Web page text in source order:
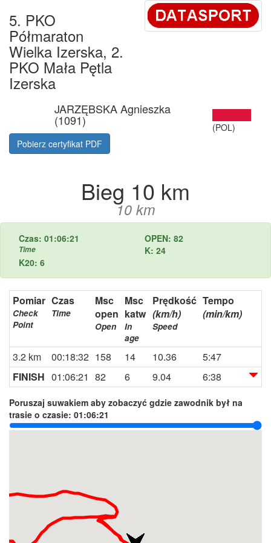
5. PKO
Półmaraton
Wielka Izerska, 2.
PKO Mała Pętla
Izerska
JARZĘBSKA Agnieszka
(1091)
(POL)
Pobierz certyfikat PDF
Bieg 10 km
10 km
Czas: 01:06:21
Time
OPEN: 82
K: 24
K20: 6
Pomiar
Check
Point
Czas
Time
Msc
open
Open
Msc
katw
In
age
Prędkość
(km/h)
Speed
Tempo
(min/km)
3.2 km 00:18:32 158 14 10.36
5:47
FINISH 01:06:21 82 6 9.04 6:38
Poruszaj suwakiem aby zobaczyć gdzie zawodnik był na
trasie o czasie: 01:06:21